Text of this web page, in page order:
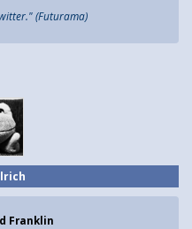
(Futurama)
Franklin